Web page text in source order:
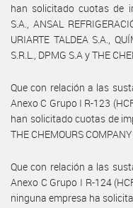
han solicitado cuotas de
S.A., ANSAL
URIARTE TALDEA S.A.,
S.R.L., DPMG S.A y THE
Que con relación a las
Anexo C Grupo I R-123
han solicitado cuotas de
THE CHEMOURS COMPANY
Que con relación a las
Anexo C Grupo I R-124
ninguna empresa ha